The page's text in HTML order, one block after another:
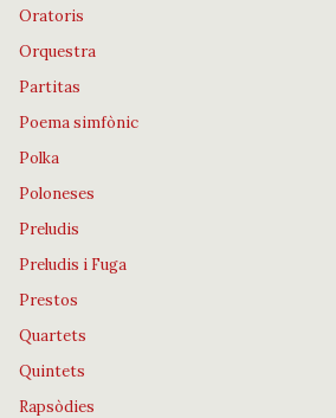
Oratoris
Orquestra
Partitas
Poema simfònic
Polka
Poloneses
Preludis
Preludis i Fuga
Prestos
Quartets
Quintets
Rapsòdies